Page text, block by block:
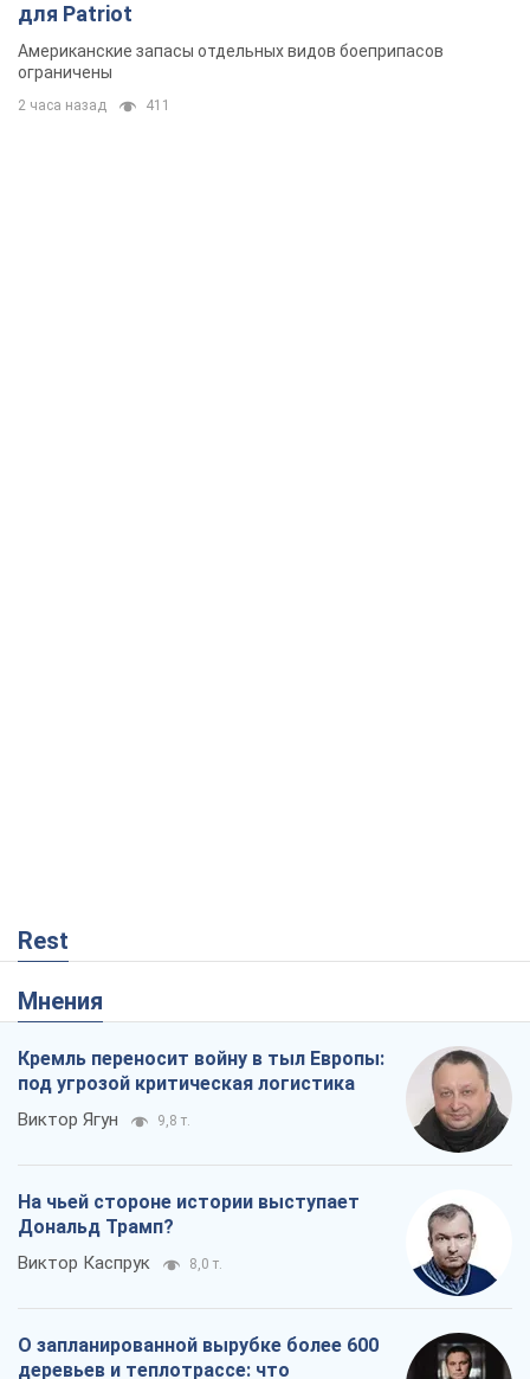
для Patriot
Американские запасы отдельных видов боеприпасов
ограничены
2 часа назад 411
Rest
Мнения
Кремль переносит войну в тыл Европы:
под угрозой критическая логистика
Виктор Ягун 9,8 т.
На чьей стороне истории выступает
Дональд Трамп?
Виктор Каспрук 8,0 т.
О запланированной вырубке более 600
деревьев и теплотрассе: что